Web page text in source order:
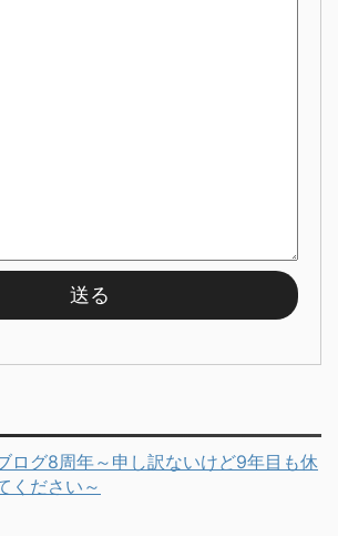
ログ8周年～申し訳ないけど9年目も休
ください～